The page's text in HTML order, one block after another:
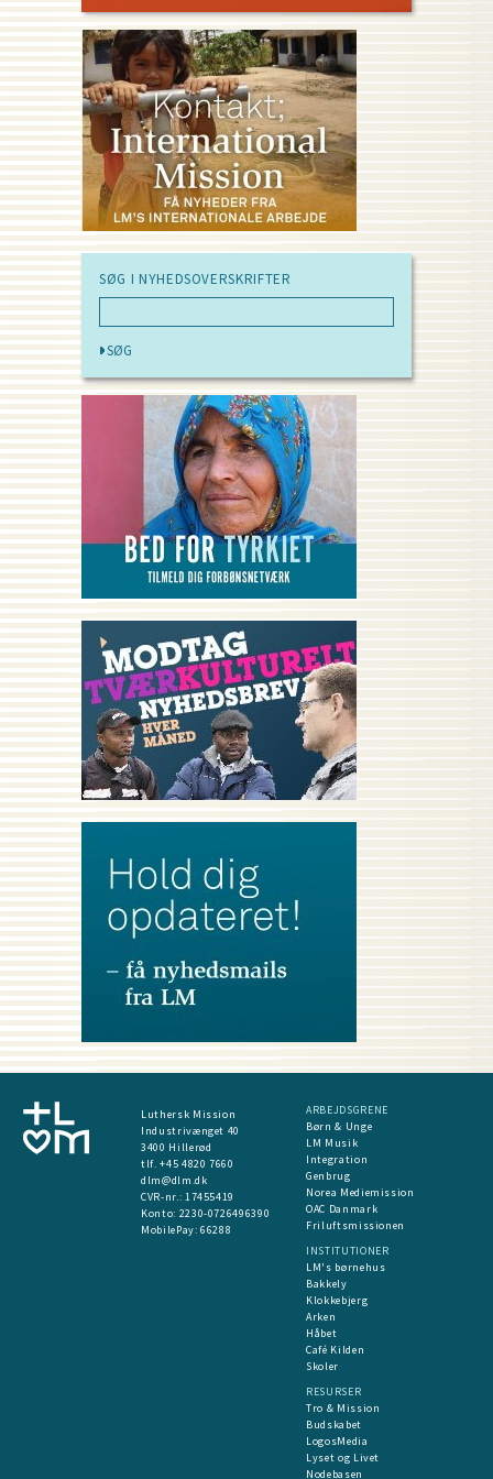
SØG I NYHEDSOVERSKRIFTER
Luthersk Mission
Industrivænget 40
3400 Hillerød
tlf. +45 4820 7660
dlm@dlm.dk
CVR-nr.: 17455419
​Konto: 2230-0726496390
MobilePay:66288
ARBEJDSGRENE
Børn & Unge
LM Musik
Integration
Genbrug
Norea Mediemission
OAC Danmark
Friluftsmissionen
INSTITUTIONER
LM's børnehus
Bakkely
Klokkebjerg
Arken
Håbet
Café Kilden
Skoler
RESURSER
Tro & Mission
Budskabet
LogosMedia
Lyset og Livet
Nodebasen